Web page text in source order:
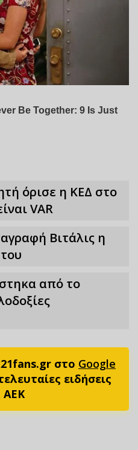
όρισε η ΚΕΔ στο
VAR
Βιτάλις η
από το
στο Google
ειδήσεις
ΑΕΚ